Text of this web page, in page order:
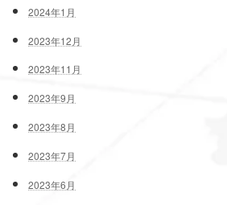
2024年1月
2023年12月
2023年11月
2023年9月
2023年8月
2023年7月
2023年6月